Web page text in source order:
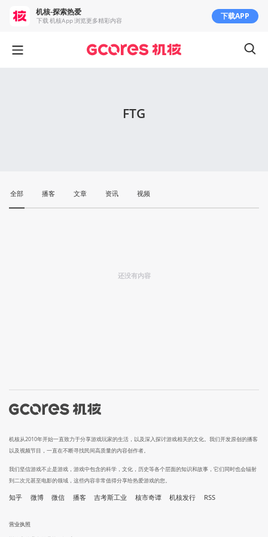
FTG
全部 播客 文章 资讯 视频
还没有内容
机核从2010年开始一直致力于分享游戏玩家的生活，以及深入探讨游戏相关的文化。我们开发原创的播客
以及视频节目，一直在不断寻找民间高质量的内容创作者。
我们坚信游戏不止是游戏，游戏中包含的科学，文化，历史等各个层面的知识和故事，它们同时也会辐射
到二次元甚至电影的领域，这些内容非常值得分享给热爱游戏的您。
知乎 微博 微信 播客 吉考斯工业 核市奇谭 机核发行 RSS
营业执照
机核-探索热爱
下载 机核App 浏览更多精彩内容 下载APP